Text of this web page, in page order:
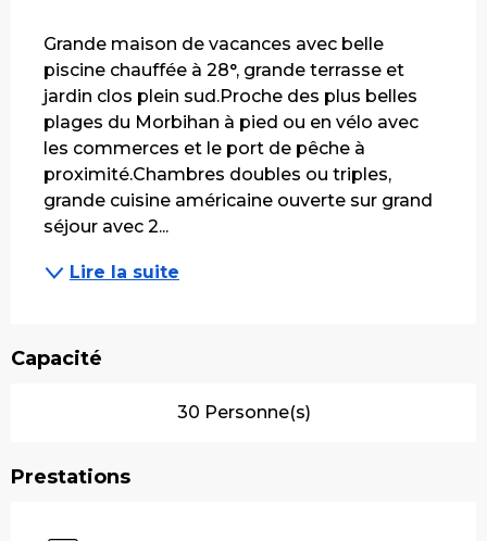
Grande maison de vacances avec belle
piscine chauffée à 28°, grande terrasse et
jardin clos plein sud.Proche des plus belles
plages du Morbihan à pied ou en vélo avec
les commerces et le port de pêche à
proximité.Chambres doubles ou triples,
grande cuisine américaine ouverte sur grand
séjour avec 2...
Lire la suite
Capacité
30 Personne(s)
Prestations